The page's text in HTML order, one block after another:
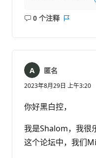
0 个注释
无
匿名
2023年8月29日 上午3:20
你好黑白控，
我是Shalom，我很
这个论坛中，我们